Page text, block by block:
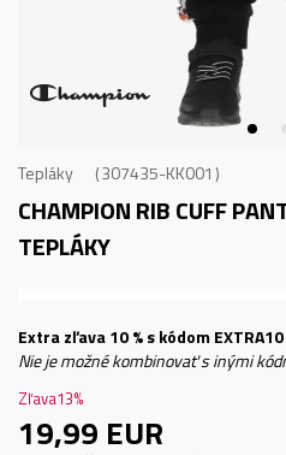
Tepláky 307435-KK001
CHAMPION RIB CUFF
TEPLÁKY
Extra zľava 10 % s kódom
Nie je možné kombinovať s inými
Zľava13%
19,99 EUR